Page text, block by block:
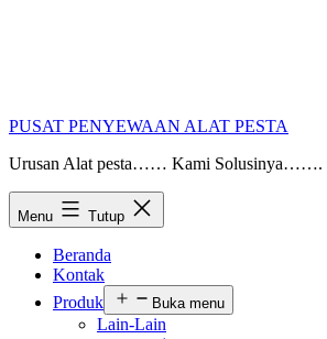
PUSAT PENYEWAAN ALAT PESTA
Urusan Alat pesta…… Kami Solusinya…….
Menu Tutup
Beranda
Kontak
Produk
Buka menu
Lain-Lain